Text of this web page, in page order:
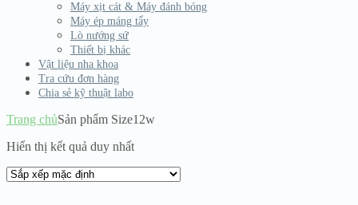
Máy xịt cát & Máy đánh bóng
Máy ép máng tẩy
Lò nướng sứ
Thiết bị khác
Vật liệu nha khoa
Tra cứu đơn hàng
Chia sẻ kỹ thuật labo
Trang chủSản phẩm Size12w
Hiển thị kết quả duy nhất